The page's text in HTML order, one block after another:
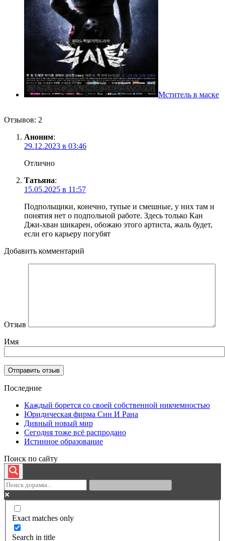
Мститель в маске
Отзывов: 2
Аноним:
29.12.2023 в 03:46
Отлично
Татьяна:
15.05.2025 в 11:57
Подпольщики, конечно, тупые и смешные, у них там и
понятия нет о подпольной работе. Здесь только Кан
Джи-хван шикарен, обожаю этого артиста, жаль будет,
если его карьеру погубят
Добавить комментарий
Отзыв
Имя
Последние
Каждый борется со своей собственной никчемностью
Юридическая фирма Син И Рана
Дивный новый мир
Сегодня тоже всё распродано
Истинное образование
Поиск по сайту
Exact matches only
Search in title